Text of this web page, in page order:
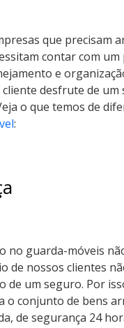
que precisam
contar com
e
desfrute de um
o que temos de
:
no guarda-móveis
de nossos clientes
de um seguro. Por
o conjunto de bens
de segurança 24